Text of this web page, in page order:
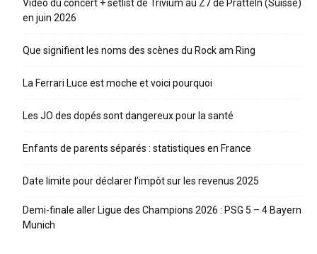
Vidéo du concert + setlist de Trivium au Z7 de Pratteln (Suisse)
en juin 2026
Que signifient les noms des scènes du Rock am Ring
La Ferrari Luce est moche et voici pourquoi
Les JO des dopés sont dangereux pour la santé
Enfants de parents séparés : statistiques en France
Date limite pour déclarer l’impôt sur les revenus 2025
Demi-finale aller Ligue des Champions 2026 : PSG 5 – 4 Bayern
Munich